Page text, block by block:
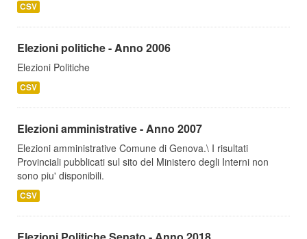
CSV
Elezioni politiche - Anno 2006
Elezioni Politiche
CSV
Elezioni amministrative - Anno 2007
Elezioni amministrative Comune di Genova.\ I risultati
Provinciali pubblicati sul sito del Ministero degli Interni non
sono piu' disponibili.
CSV